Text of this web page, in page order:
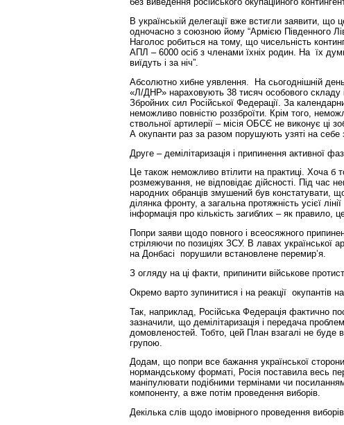
В українській делегації вже встигли заявити, що
одночасно з союзною йому “Армією Південного
Наголос робиться на тому, що чисельність
АПЛ – 6000 осіб з членами їхніх родин. На їх
виїдуть і за ніч”.
Абсолютно хибне уявлення. На сьогоднішній
«Л/ДНР» нараховують 38 тисяч особового складу
Збройних сил Російської Федерації. За
неможливо повністю роззброїти. Крім того,
ствольної артилерії – місія ОБСЄ не виконує ці
А окупанти раз за разом порушують узяті на себе
Друге – демілітаризація і припинення активної
Це також неможливо втілити на практиці. Хоча б
розмежування, не відповідає дійсності. Під час
народних обранців змушений був констатувати,
ділянка фронту, а загальна протяжність усієї
інформація про кількість загиблих – як
Попри заяви щодо повного і всеосяжного
стріляючи по позиціях ЗСУ. В лавах української
на Донбасі порушили встановлене перемир’я.
З огляду на ці факти, припинити військове
Окремо варто зупинитися і на реакції окупантів на
Так, наприклад, Російська Федерація фактично
зазначили, що демілітаризація і передача
домовленостей. Тобто, цей План взагалі не буде
групою.
Додам, що попри все бажання української
нормандському форматі, Росія поставила весь
маніпулювати подібними термінами чи
компоненту, а вже потім проведення виборів.
Декілька слів щодо імовірного проведення